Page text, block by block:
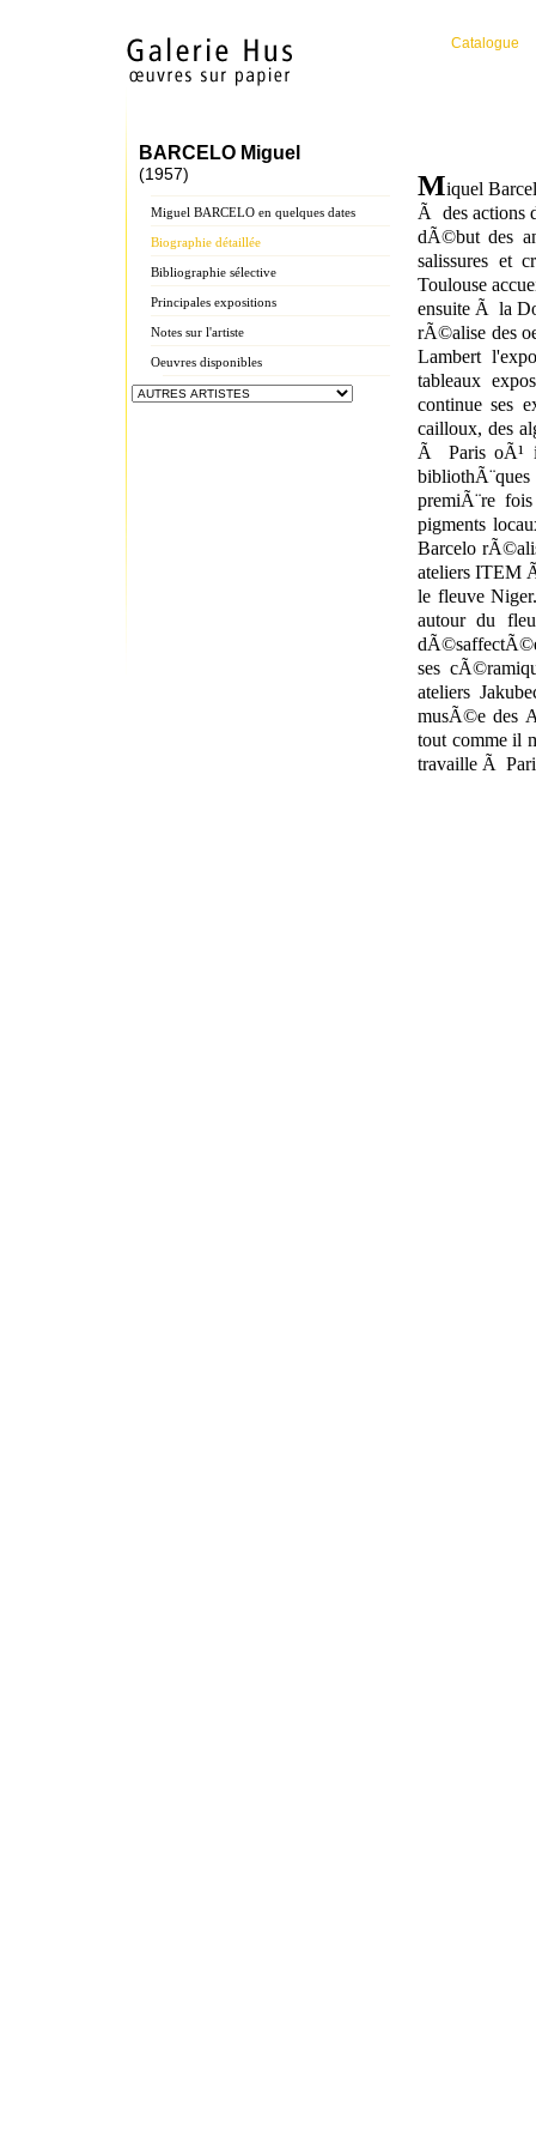
Catalogue
BARCELO Miguel
(1957)
Miguel BARCELO en quelques dates
Biographie détaillée
Bibliographie sélective
Principales expositions
Notes sur l'artiste
Oeuvres disponibles
Miquel
Ã des actions
dÃ©but des
salissures et
Toulouse
ensuite Ãla
rÃ©alise des
Lambert
tableaux
continue ses
cailloux, des
Ã Paris oÃ¹
premiÃ¨re
pigments
Barcelo
ateliers ITEM
le fleuve
autour du
ses
ateliers
musÃ©e des
tout comme il
travaille Ã